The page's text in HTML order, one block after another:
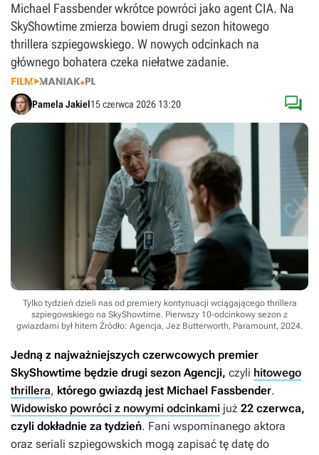
Michael Fassbender wkrótce powróci jako agent CIA. Na
SkyShowtime zmierza bowiem drugi sezon hitowego
thrillera szpiegowskiego. W nowych odcinkach na
głównego bohatera czeka niełatwe zadanie.
Pamela Jakiel15 czerwca 2026 13:20 
Tylko tydzień dzieli nas od premiery kontynuacji wciągającego thrillera
szpiegowskiego na SkyShowtime. Pierwszy 10-odcinkowy sezon z
gwiazdami był hitem Źródło: Agencja, Jez Butterworth, Paramount, 2024.
Jedną z najważniejszych czerwcowych premier
SkyShowtime będzie drugi sezon Agencji, czyli hitowego
thrillera, którego gwiazdą jest Michael Fassbender.
Widowisko powróci z nowymi odcinkami już 22 czerwca,
czyli dokładnie za tydzień. Fani wspominanego aktora
oraz seriali szpiegowskich mogą zapisać tę datę do